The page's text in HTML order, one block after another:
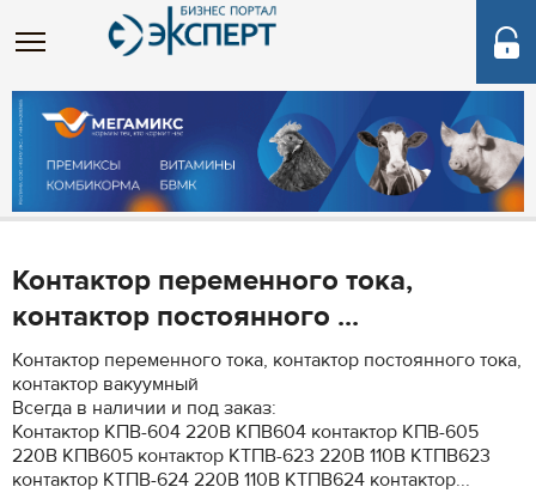
Контактор переменного тока,
контактор постоянного ...
Контактор переменного тока, контактор постоянного тока,
контактор вакуумный
Всегда в наличии и под заказ:
Контактор КПВ-604 220В КПВ604 контактор КПВ-605
220В КПВ605 контактор КТПВ-623 220В 110В КТПВ623
контактор КТПВ-624 220В 110В КТПВ624 контактор...